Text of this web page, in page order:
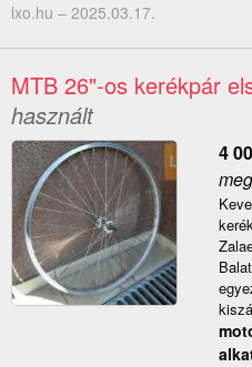
lxo.hu – 2025.03.17.
MTB 26"-os kerékpár
használt
4